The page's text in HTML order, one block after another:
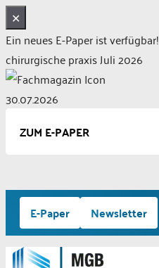
✕
Ein neues E-Paper ist verfügbar!
chirurgische praxis Juli 2026
30.07.2026
ZUM E-PAPER
Zum
Inhalt
springen
E-Paper Newsletter